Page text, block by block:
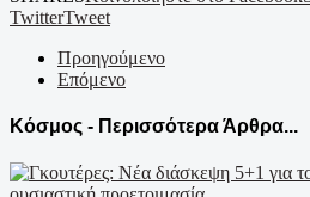
TwitterTweet
Προηγούμενο
Επόμενο
Κόσμος - Περισσότερα Άρθρα...